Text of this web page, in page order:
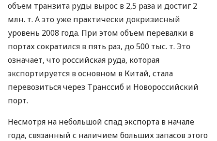
объем транзита руды вырос в 2,5 раза и достиг 2
млн. т. А это уже практически докризисный
уровень 2008 года. При этом объем перевалки в
портах сократился в пять раз, до 500 тыс. т. Это
означает, что российская руда, которая
экспортируется в основном в Китай, стала
перевозиться через Транссиб и Новороссийский
порт.
Несмотря на небольшой спад экспорта в начале
года, связанный с наличием больших запасов этого